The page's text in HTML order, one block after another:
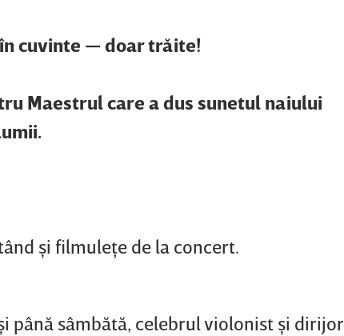
cuvinte — doar trăite!
Maestrul care a dus sunetul naiului
şi filmuleţe de la concert.
până sâmbătă, celebrul violonist şi dirijor